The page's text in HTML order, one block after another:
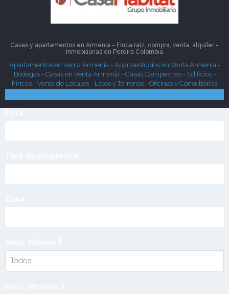
Casas y apartamentos en Armenia - Finca raíz, compra, venta, alquiler -
Inmobiliarias en Pereira Colombia
Apartamentos en Venta Armenia - Apartaestudios en Venta Armenia -
Bodegas- Casas en Venta Armenia - Casas Campestres- Edificios-
Fincas - Venta de Locales - Lotes y Terrenos - Oficinas y Consultorios